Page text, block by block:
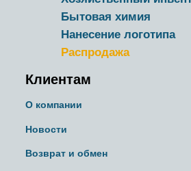
Бытовая химия
Нанесение логотипа
Распродажа
Клиентам
О компании
Новости
Возврат и обмен